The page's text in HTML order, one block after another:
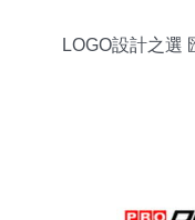
LOGO設計之選